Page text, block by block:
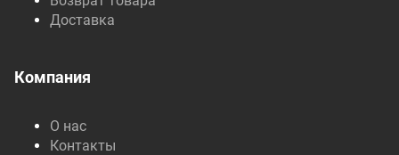
Доставка
Компания
О нас
Контакты